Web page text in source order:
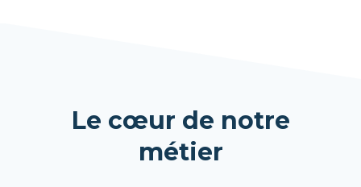
Le cœur de notre
métier